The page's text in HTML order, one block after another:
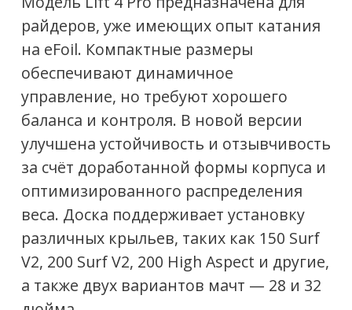
удобными резиновыми ножками для
лучшей фиксации.
Быстрая зарядка
восполнение заряда занимает 30–50
минут в зависимости от типа
батареи.
Основные характеристики:
Доска: 4'2" (около 127 см) с
карбоновым корпусом
Lift 4 Pro — это выбор для тех, кто
ищет максимальную скорость,
точность и азарт при катании на
eFoil.